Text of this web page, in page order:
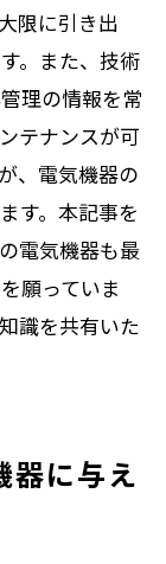
限に引き出
。また、技術
理の情報を常
テナンスが可
、電気機器の
す。本記事を
電気機器も最
願っていま
識を共有いた
器に与え